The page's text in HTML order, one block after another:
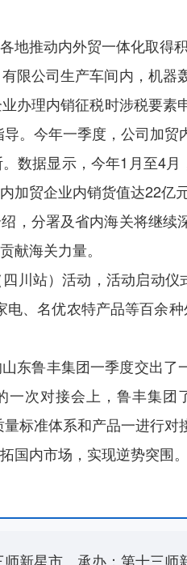
地推动内外贸一体化取得积
限公司生产车间内，机
办理内销征税时涉税要
。今年一季度，公司加贸
数据显示，今年1月至4
贸企业内销货值达22亿
，分署及省内海关将继
献海关力量。
川站）活动，活动启动仪
、名优农特产品等百余
东鲁丰集团一季度交出
次对接会上，鲁丰集
标准体系和产品一进行
国内市场，实现逆势突围
师新星市 承办：第十三师